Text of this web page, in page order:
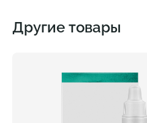
Другие товары